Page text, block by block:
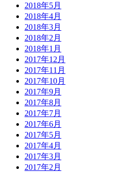
2018年5月
2018年4月
2018年3月
2018年2月
2018年1月
2017年12月
2017年11月
2017年10月
2017年9月
2017年8月
2017年7月
2017年6月
2017年5月
2017年4月
2017年3月
2017年2月